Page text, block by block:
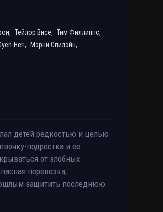
Тейлор Висе, Тим Филлиппс,
Heri, Мэрни Спилэйн,
детей редкостью и целью
подростка и ее
от злобных
перевозка,
защитить последнюю